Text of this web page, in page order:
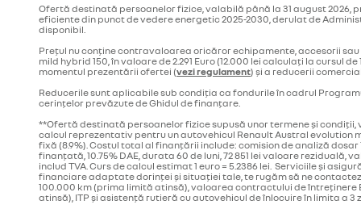
Ofertă destinată persoanelor fizice, valabilă până la 31 august
eficiente din punct de vedere energetic 2025-2030, derulat de
disponibil.
Prețul nu conține contravaloarea oricăror echipamente, accesorii
mild hybrid 150, în valoare de 2.291 Euro (12.000 lei calculați la cursul
momentul prezentării ofertei (vezi regulament) și a reducerii
Reducerile sunt aplicabile sub condiția ca fondurile în cadrul
cerințelor prevăzute de Ghidul de finanțare.
**Ofertă destinată persoanelor fizice supusă unor termene și condiții,
calcul reprezentativ pentru un autovehicul Renault Austral evolution
fixă (8.9%). Costul total al finanțării include: comision de analiză
finanțată, 10.75% DAE, durata 60 de luni, 72 851 lei valoare
includ TVA. Curs de calcul estimat 1 euro = 5.2386 lei. Serviciile și
financiare adaptate dorinței și situației tale, te rugăm să ne
100.000 km (prima limită atinsă), valoarea contractului de
atinsă), ITP și asistență rutieră cu autovehicul de înlocuire în limita a 3